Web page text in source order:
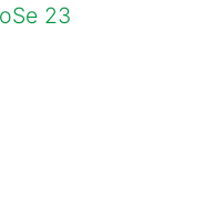
23